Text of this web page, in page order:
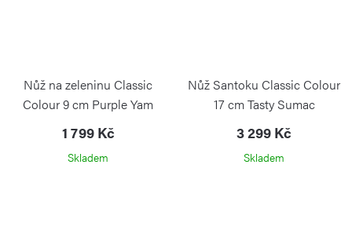
Nůž na zeleninu Classic
Colour 9 cm Purple Yam
1 799 Kč
Skladem
Nůž Santoku Classic Colour
17 cm Tasty Sumac
3 299 Kč
Skladem